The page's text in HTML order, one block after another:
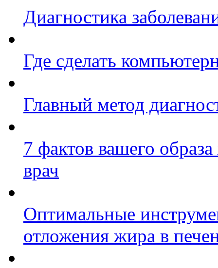
Диагностика
Где сделать
Главный метод
7 фактов вашего
врач
Оптимальные
отложения жира в